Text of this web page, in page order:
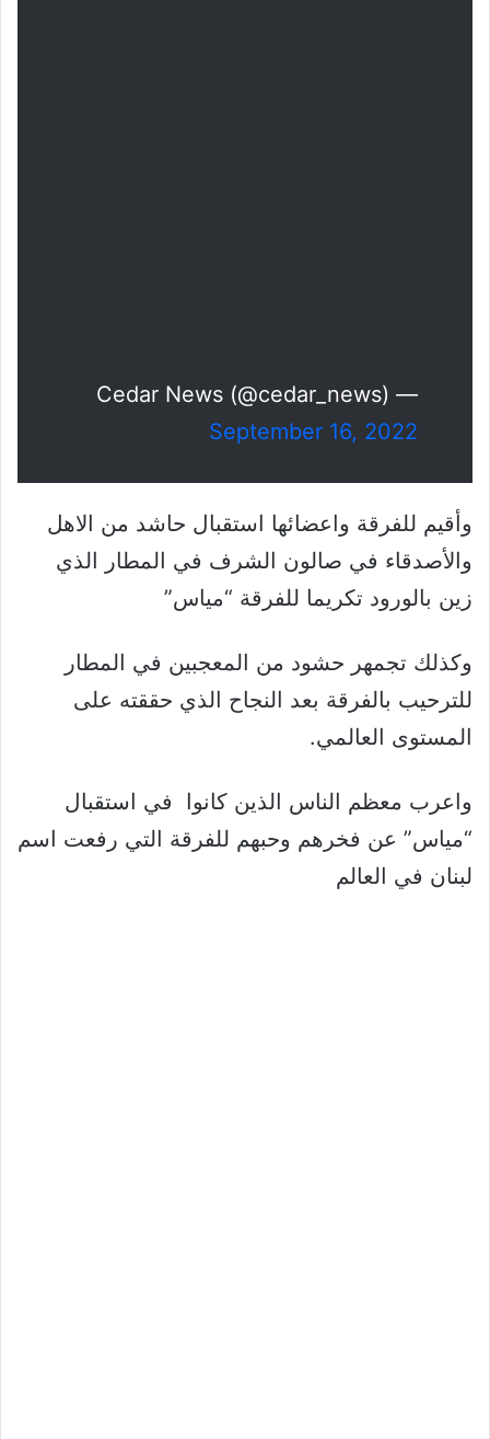
— Cedar News (@cedar_news)
September 16, 2022
وأقيم للفرقة واعضائها استقبال حاشد من الاهل
والأصدقاء في صالون الشرف في المطار الذي
زين بالورود تكريما للفرقة “مياس”
وكذلك تجمهر حشود من المعجبين في المطار
للترحيب بالفرقة بعد النجاح الذي حققته على
المستوى العالمي.
واعرب معظم الناس الذين كانوا في استقبال
“مياس” عن فخرهم وحبهم للفرقة التي رفعت اسم
لبنان في العالم